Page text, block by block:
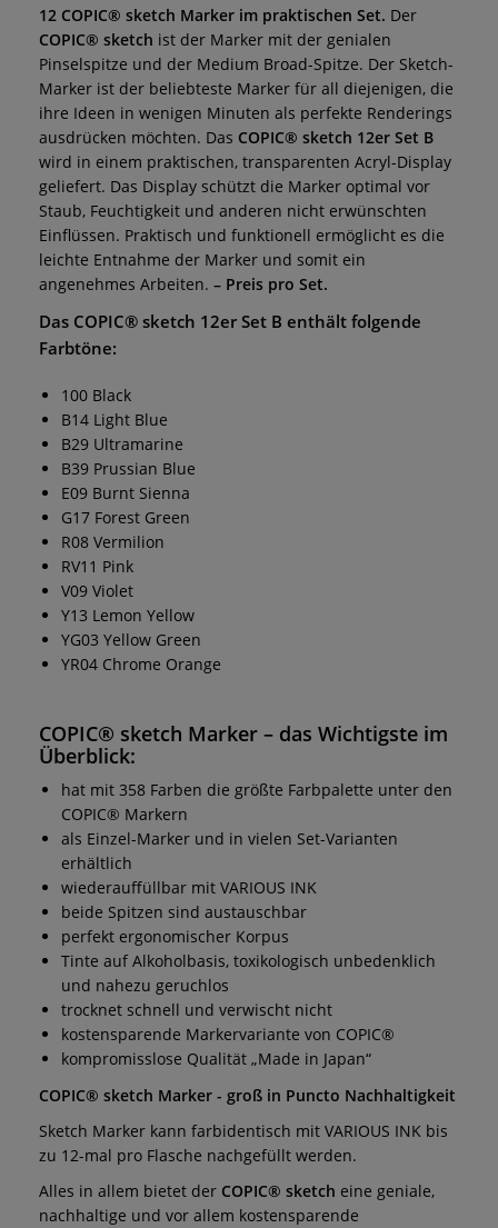
12 COPIC® sketch Marker im praktischen Set. Der
COPIC® sketch ist der Marker mit der genialen
Pinselspitze und der Medium Broad-Spitze. Der Sketch-
Marker ist der beliebteste Marker für all diejenigen, die
ihre Ideen in wenigen Minuten als perfekte Renderings
ausdrücken möchten. Das COPIC® sketch 12er Set B
wird in einem praktischen, transparenten Acryl-Display
geliefert. Das Display schützt die Marker optimal vor
Staub, Feuchtigkeit und anderen nicht erwünschten
Einflüssen. Praktisch und funktionell ermöglicht es die
leichte Entnahme der Marker und somit ein
angenehmes Arbeiten. – Preis pro Set.
Das COPIC® sketch 12er Set B enthält folgende
Farbtöne:
100 Black
B14 Light Blue
B29 Ultramarine
B39 Prussian Blue
E09 Burnt Sienna
G17 Forest Green
R08 Vermilion
RV11 Pink
V09 Violet
Y13 Lemon Yellow
YG03 Yellow Green
YR04 Chrome Orange
COPIC® sketch Marker – das Wichtigste im
Überblick:
hat mit 358 Farben die größte Farbpalette unter den
COPIC® Markern
als Einzel-Marker und in vielen Set-Varianten
erhältlich
wiederauffüllbar mit VARIOUS INK
beide Spitzen sind austauschbar
perfekt ergonomischer Korpus
Tinte auf Alkoholbasis, toxikologisch unbedenklich
und nahezu geruchlos
trocknet schnell und verwischt nicht
kostensparende Markervariante von COPIC®
kompromisslose Qualität „Made in Japan“
COPIC® sketch Marker - groß in Puncto Nachhaltigkeit
Sketch Marker kann farbidentisch mit VARIOUS INK bis
zu 12-mal pro Flasche nachgefüllt werden.
Alles in allem bietet der COPIC® sketch eine geniale,
nachhaltige und vor allem kostensparende